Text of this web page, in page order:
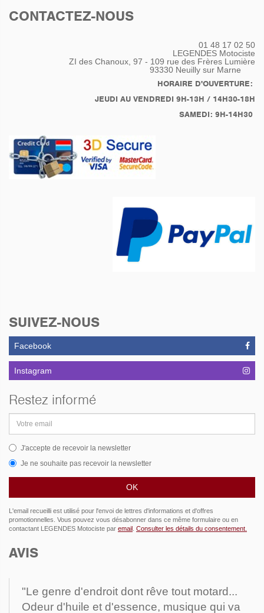
CONTACTEZ-NOUS
01 48 17 02 50
LEGENDES Motociste
ZI des Chanoux, 97 - 109 rue des Frères Lumière
93330 Neuilly sur Marne
HORAIRE D'OUVERTURE:
JEUDI AU VENDREDI 9H-13H / 14H30-18H
SAMEDI: 9H-14H30
SUIVEZ-NOUS
Facebook
Instagram
Restez informé
email
J'accepte de recevoir la newsletter
Je ne souhaite pas recevoir la newsletter
L'email recueilli est utilisé pour l'envoi de lettres d'informations et d'offres
promotionnelles. Vous pouvez vous désabonner dans ce même formulaire ou en
contactant LEGENDES Motociste par email Consulter les détails du consentement.
AVIS
"Le genre d'endroit dont rêve tout motard...
Odeur d'huile et d'essence, musique qui va